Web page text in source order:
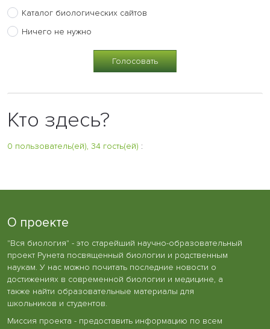
Каталог биологических сайтов
Ничего не нужно
Кто здесь?
0 пользователь(ей), 34 гость(ей) :
О проекте
"Вся биология" - это старейший научно-образовательный
проект Рунета посвященный биологии и родственным
наукам. У нас можно почитать последние новости о
достижениях в современной биологии и медицине, а
также найти образовательные материалы для
школьников и студентов.
Миссия проекта - предоставить информацию по всем